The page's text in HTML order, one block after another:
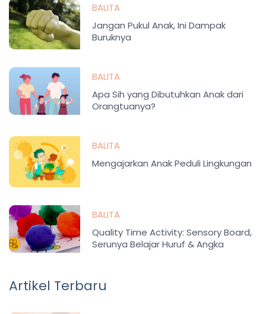
BALITA
Jangan Pukul Anak, Ini Dampak
Buruknya
BALITA
Apa Sih yang Dibutuhkan Anak dari
Orangtuanya?
BALITA
Mengajarkan Anak Peduli Lingkungan
BALITA
Quality Time Activity: Sensory Board,
Serunya Belajar Huruf & Angka
Artikel Terbaru